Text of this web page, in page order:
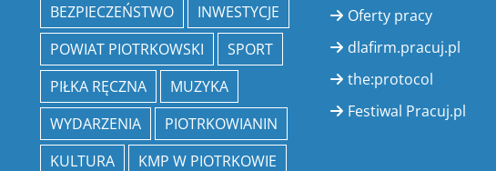
BEZPIECZEŃSTWO
INWESTYCJE
POWIAT PIOTRKOWSKI
SPORT
PIŁKA RĘCZNA
MUZYKA
WYDARZENIA
PIOTRKOWIANIN
KULTURA
KMP W PIOTRKOWIE
Oferty pracy
dlafirm.pracuj.pl
the:protocol
Festiwal Pracuj.pl